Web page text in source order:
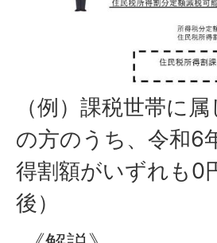
（例）課税世帯に
の方のうち、令和6
得割額がいずれも0
後）